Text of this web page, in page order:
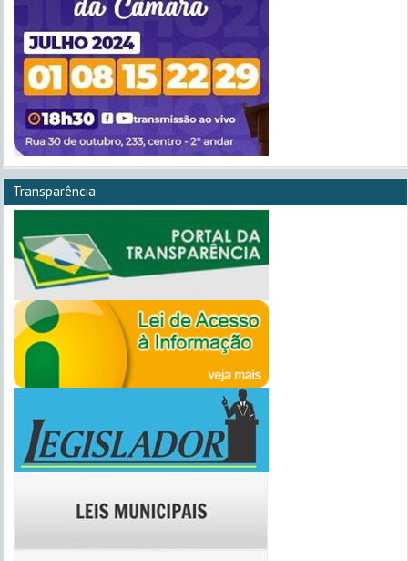
Transparência